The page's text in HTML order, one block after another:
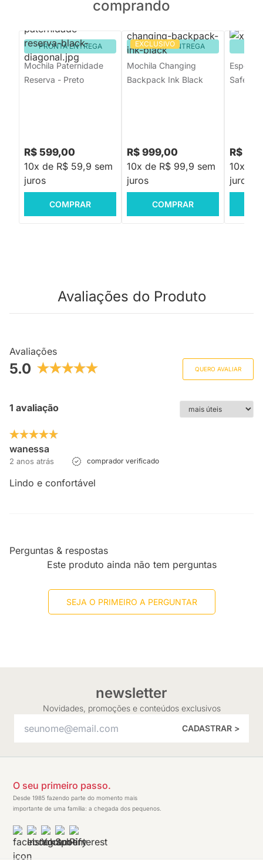
comprando
PRONTA ENTREGA
Mochila Paternidade
Reserva - Preto
R$ 599,00
10x de R$ 59,9 sem
juros
COMPRAR
EXCLUSIVO
PRONTA ENTREGA
Mochila Changing
Backpack Ink Black
R$ 999,00
10x de R$ 99,9 sem
juros
COMPRAR
Espelho
Safety
R$
10x de
juros
Avaliações do Produto
Avaliações
5.0 QUERO AVALIAR
1 avaliação
wanessa
2 anos atrás comprador verificado
Lindo e confortável
Perguntas & respostas
Este produto ainda não tem perguntas
SEJA O PRIMEIRO A PERGUNTAR
newsletter
Novidades, promoções e conteúdos exclusivos
CADASTRAR >
O seu primeiro passo.
Desde 1985 fazendo parte do momento mais
importante de uma família: a chegada dos pequenos.